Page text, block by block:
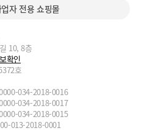
자 전용 쇼핑몰
10, 8층
확인
호
034-2018-0016
034-2018-0017
034-2018-0015
013-2018-0001